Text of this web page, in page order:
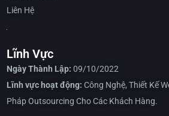
Liên Hệ
Lĩnh Vực
Ngày Thành Lập: 09/10/2022
Lĩnh vực hoạt động: Công Nghệ, Thiết Kế
Pháp Outsourcing Cho Các Khách Hàng.